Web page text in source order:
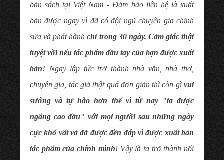
bản sách tại Việt Nam - Đảm bảo liên hệ là xuất
bản được ngay vì đã có đội ngũ chuyên gia chỉnh
sửa và phát hành chỉ trong 30 ngày. Cảm giác thật
tuyệt vời nếu tác phẩm đầu tay của bạn được xuất
bản! Ngay lập tức trở thành nhà văn, nhà thơ,
chuyên gia, tác giả thật quá đơn giản thì còn gì vui
sướng và tự hào hơn thế vì từ nay "ta được
ngẩng cao đầu" với mọi người sau những ngày
cực khổ vất vả đã được đền đáp vì được xuất bản
tác phẩm của chính mình! Vậy là ta trở thành nổi